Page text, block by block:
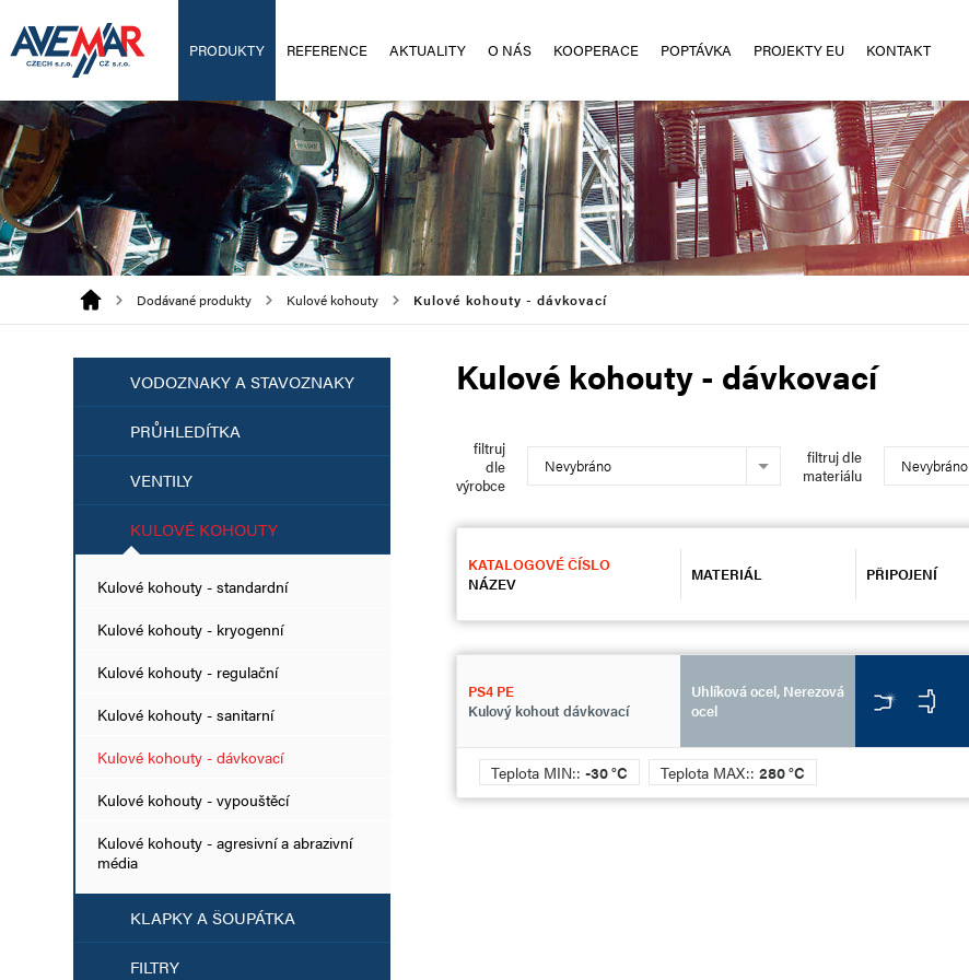
PRODUKTY REFERENCE AKTUALITY O NÁS KOOPERACE POPTÁVKA PROJEKTY EU KONTAKT
Dodávané produkty Kulové kohouty Kulové kohouty - dávkovací
VODOZNAKY A STAVOZNAKY
PRŮHLEDÍTKA
VENTILY
KULOVÉ KOHOUTY
Kulové kohouty - standardní
Kulové kohouty - kryogenní
Kulové kohouty - regulační
Kulové kohouty - sanitarní
Kulové kohouty - dávkovací
Kulové kohouty - vypouštěcí
Kulové kohouty - agresivní a abrazivní
média
KLAPKY A ŠOUPÁTKA
FILTRY
Kulové kohouty - dávkovací
filtruj
dle
výrobce
Nevybráno
filtruj dle
materiálu
Nevybráno
KATALOGOVÉ ČÍSLO
NÁZEV
MATERIÁL PŘIPOJENÍ
PS4 PE
Kulový kohout dávkovací
Uhlíková ocel, Nerezová
ocel
Teplota MIN::-30 °C Teplota MAX::280 °C